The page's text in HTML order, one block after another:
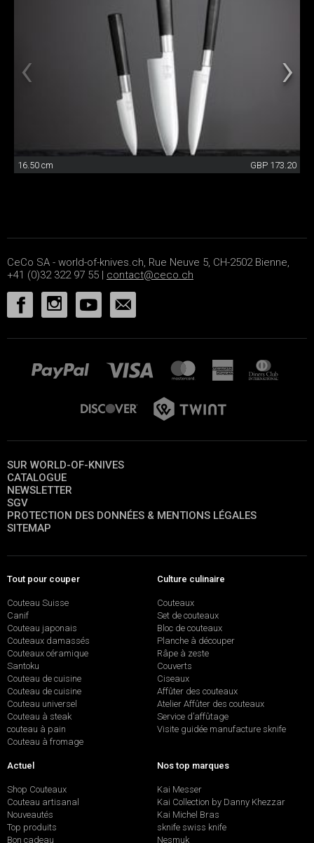
16.50 cm GBP 173.20
CeCo SA - world-of-knives.ch, Rue Neuve 5, CH-2502 Bienne,
+41 (0)32 322 97 55 | contact@ceco.ch
SUR WORLD-OF-KNIVES
CATALOGUE
NEWSLETTER
SGV
PROTECTION DES DONNÉES & MENTIONS LÉGALES
SITEMAP
Tout pour couper
Couteau Suisse
Canif
Couteau japonais
Couteaux damassés
Couteaux céramique
Santoku
Couteau de cuisine
Couteau de cuisine
Couteau universel
Couteau à steak
couteau à pain
Couteau à fromage
Culture culinaire
Couteaux
Set de couteaux
Bloc de couteaux
Planche à découper
Râpe à zeste
Couverts
Ciseaux
Affûter des couteaux
Atelier Affûter des couteaux
Service d’affûtage
Visite guidée manufacture sknife
Actuel
Shop Couteaux
Couteau artisanal
Nouveautés
Top produits
Bon cadeau
Nos top marques
Kai Messer
Kai Collection by Danny Khezzar
Kai Michel Bras
sknife swiss knife
Nesmuk